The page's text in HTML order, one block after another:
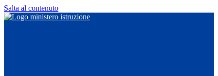
Salta al contenuto